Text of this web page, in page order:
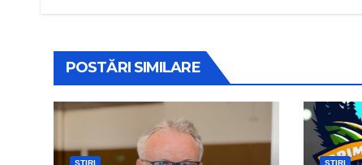
POSTĂRI SIMILARE
ȘTIRI ȘTIRI